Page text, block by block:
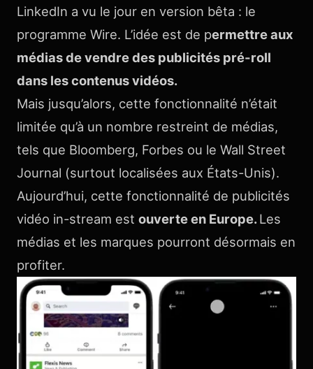
LinkedIn a vu le jour en version bêta : le
programme Wire. L’idée est de permettre aux
médias de vendre des publicités pré-roll
dans les contenus vidéos.
Mais jusqu’alors, cette fonctionnalité n’était
limitée qu’à un nombre restreint de médias,
tels que Bloomberg, Forbes ou le Wall Street
Journal (surtout localisées aux États-Unis).
Aujourd’hui, cette fonctionnalité de publicités
vidéo in-stream est ouverte en Europe.Les
médias et les marques pourront désormais en
profiter.